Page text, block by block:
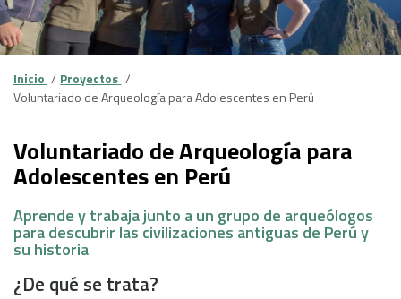
Inicio
Proyectos
Voluntariado de Arqueología para Adolescentes en Perú
Voluntariado de Arqueología para
Adolescentes en Perú
Aprende y trabaja junto a un grupo de arqueólogos
para descubrir las civilizaciones antiguas de Perú y
su historia
¿De qué se trata?